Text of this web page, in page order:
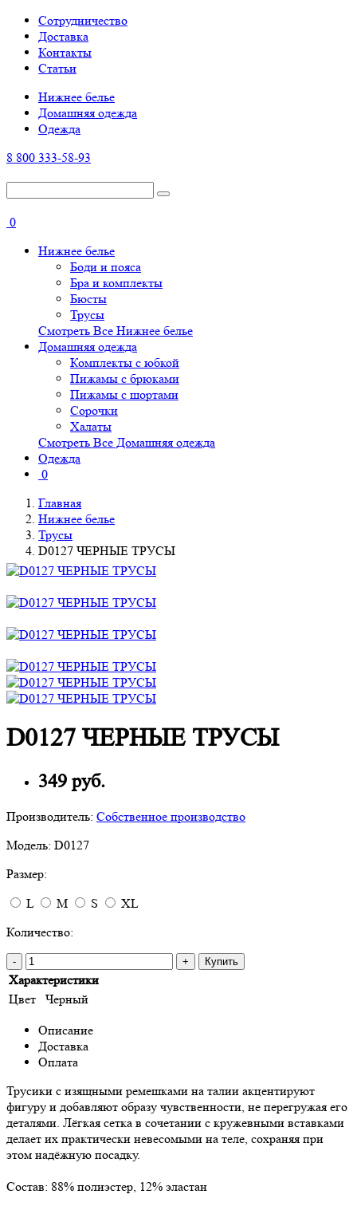
Cотрудничество
Доставка
Контакты
Статьи
Нижнее белье
Домашняя одежда
Одежда
8 800 333-58-93
0
Нижнее белье
Боди и пояса
Бра и комплекты
Бюсты
Трусы
Смотреть Все Нижнее белье
Домашняя одежда
Комплекты с юбкой
Пижамы с брюками
Пижамы с шортами
Сорочки
Халаты
Смотреть Все Домашняя одежда
Одежда
0
Главная
Нижнее белье
Трусы
D0127 ЧЕРНЫЕ ТРУСЫ
D0127 ЧЕРНЫЕ ТРУСЫ
349 руб.
Производитель: Собственное производство
Модель: D0127
Размер:
L
M S
XL
Количество:
- + Купить
Характеристики
Цвет
Черный
Описание
Доставка
Оплата
Трусики с изящными ремешками на талии акцентируют
фигуру и добавляют образу чувственности, не перегружая его
деталями. Лёгкая сетка в сочетании с кружевными вставками
делает их практически невесомыми на теле, сохраняя при
этом надёжную посадку.
Состав: 88% полиэстер, 12% эластан